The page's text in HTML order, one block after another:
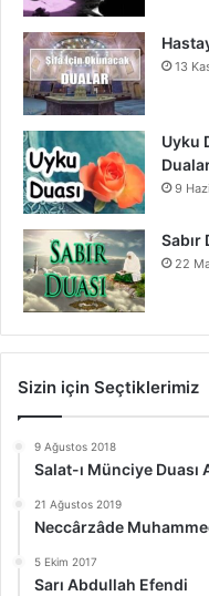
13
Uyku
9
Sabır
22
Sizin için Seçtiklerimiz
9 Ağustos 2018
Salat-ı Münciye Duası
21 Ağustos 2019
Neccârzâde
5 Ekim 2017
Sarı Abdullah Efendi